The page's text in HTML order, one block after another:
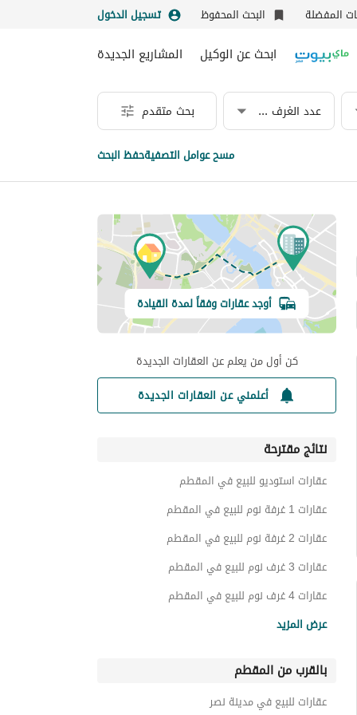
المفضلة البحث المحفوظ تسجيل الدخول
ابحث عن الوكيل المشاريع الجديدة
عدد الغرف & الحمامات بحث متقدم
مسح عوامل التصفيةحفظ البحث
أوجد عقارات وفقاً لمدة القيادة
كن أول من يعلم عن العقارات الجديدة
أعلمني عن العقارات الجديدة
نتائج مقترحة
عقارات استوديو للبيع في المقطم
عقارات 1 غرفة نوم للبيع في المقطم
عقارات 2 غرفة نوم للبيع في المقطم
عقارات 3 غرف نوم للبيع في المقطم
عقارات 4 غرف نوم للبيع في المقطم
توين هاوس للبيع في المقطم
دوبليكس للبيع في المقطم
عرض المزيد
بالقرب من المقطم
عقارات للبيع في مدينة نصر